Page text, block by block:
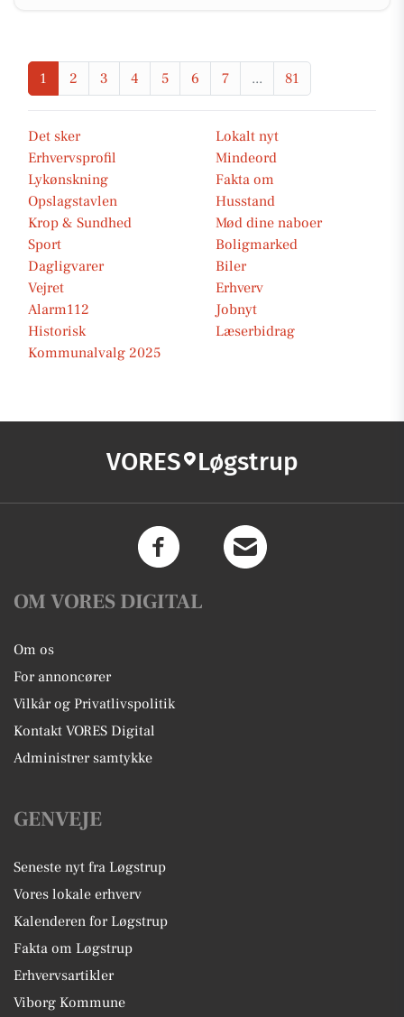
1 2 3 4 5 6 7 ... 81
Det sker
Lokalt nyt
Erhvervsprofil
Mindeord
Lykønskning
Fakta om
Opslagstavlen
Husstand
Krop & Sundhed
Mød dine naboer
Sport
Boligmarked
Dagligvarer
Biler
Vejret
Erhverv
Alarm112
Jobnyt
Historisk
Læserbidrag
Kommunalvalg 2025
VORES Løgstrup
OM VORES DIGITAL
Om os
For annoncører
Vilkår og Privatlivspolitik
Kontakt VORES Digital
Administrer samtykke
GENVEJE
Seneste nyt fra Løgstrup
Vores lokale erhverv
Kalenderen for Løgstrup
Fakta om Løgstrup
Erhvervsartikler
Viborg Kommune